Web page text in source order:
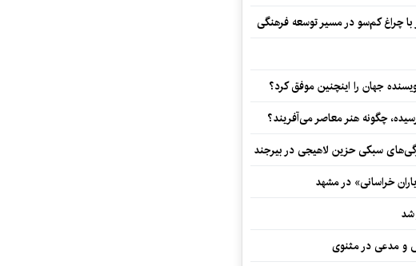
با چراغ کم‌سو در مسیر توسعه فرهنگی
جهان را اینچنین موفق کرد؟
چگونه هنر معاصر می‌آفریند؟
سبکی حزین لاهیجی در بیرجند
خراسانی» در مشهد
و مدعی در مثنوی